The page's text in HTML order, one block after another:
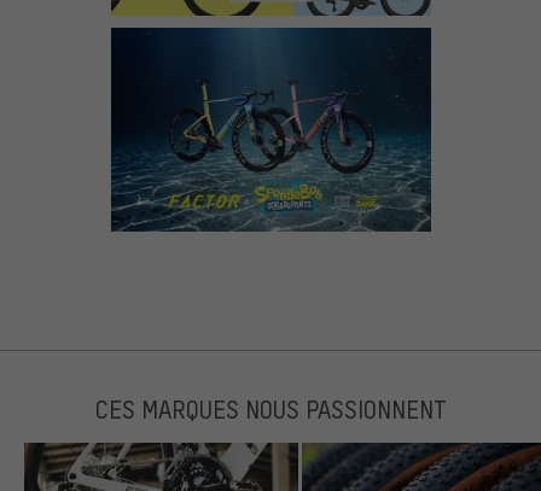
CES MARQUES NOUS PASSIONNENT